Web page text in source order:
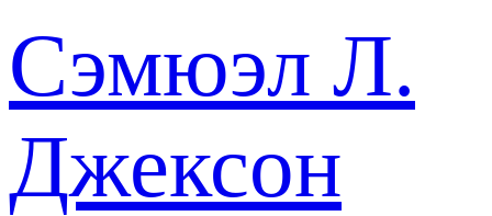
Сэмюэл Л.
Джексон